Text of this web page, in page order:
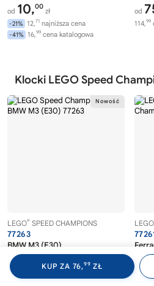
od 10,00
zł
-21% 12,71 najniższa cena
-41% 16,99 cena katalogowa
od
114,99
Klocki LEGO Speed
LEGO® SPEED CHAMPIONS
77263
BMW M3 (E30)
od81,
LEGO
od
KUP ZA 76,99 ZŁ